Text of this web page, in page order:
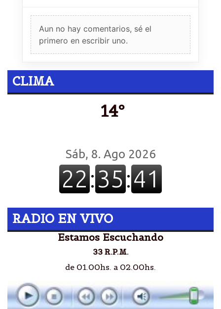
Aun no hay comentarios, sé el
primero en escribir uno.
CLIMA
14º
RADIO EN VIVO
Estamos Escuchando
33 R.P.M.
de 01.00hs. a 02.00hs.